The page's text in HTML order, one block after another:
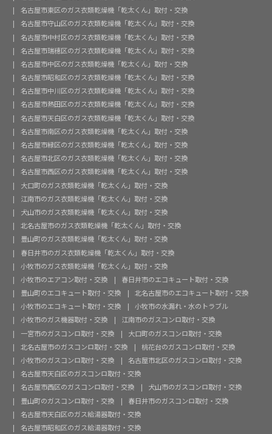
名古屋市東区のガス衣類乾燥機「乾太くん」取付・交換
名古屋市守山区のガス衣類乾燥機「乾太くん」取付・交換
名古屋市中村区のガス衣類乾燥機「乾太くん」取付・交換
名古屋市瑞穂区のガス衣類乾燥機「乾太くん」取付・交換
名古屋市中区のガス衣類乾燥機「乾太くん」取付・交換
名古屋市昭和区のガス衣類乾燥機「乾太くん」取付・交換
名古屋市中川区のガス衣類乾燥機「乾太くん」取付・交換
名古屋市熱田区のガス衣類乾燥機「乾太くん」取付・交換
名古屋市天白区のガス衣類乾燥機「乾太くん」取付・交換
名古屋市南区のガス衣類乾燥機「乾太くん」取付・交換
名古屋市緑区のガス衣類乾燥機「乾太くん」取付・交換
名古屋市北区のガス衣類乾燥機「乾太くん」取付・交換
名古屋市西区のガス衣類乾燥機「乾太くん」取付・交換
大口町のガス衣類乾燥機「乾太くん」取付・交換
江南市のガス衣類乾燥機「乾太くん」取付・交換
犬山市のガス衣類乾燥機「乾太くん」取付・交換
北名古屋市のガス衣類乾燥機「乾太くん」取付・交換
豊山町のガス衣類乾燥機「乾太くん」取付・交換
春日井市のガス衣類乾燥機「乾太くん」取付・交換
小牧市のガス衣類乾燥機「乾太くん」取付・交換
小牧市のエアコン取付・交換
春日井市のエコキュート取付・交換
豊山町のエコキュート取付・交換
北名古屋市のエコキュート取付・交換
小牧市のエコキュート取付・交換
小牧市の水漏れ・水のトラブル
小牧市のガス機器取付・交換
江南市のガスコンロ取付・交換
一宮市のガスコンロ取付・交換
大口町のガスコンロ取付・交換
北名古屋市のガスコンロ取付・交換
桃花台のガスコンロ取付・交換
小牧市のガスコンロ取付・交換
名古屋市北区のガスコンロ取付・交換
名古屋市天白区のガスコンロ取付・交換
名古屋市西区のガスコンロ取付・交換
犬山市のガスコンロ取付・交換
豊山町のガスコンロ取付・交換
春日井市のガスコンロ取付・交換
名古屋市天白区のガス給湯器取付・交換
名古屋市昭和区のガス給湯器取付・交換